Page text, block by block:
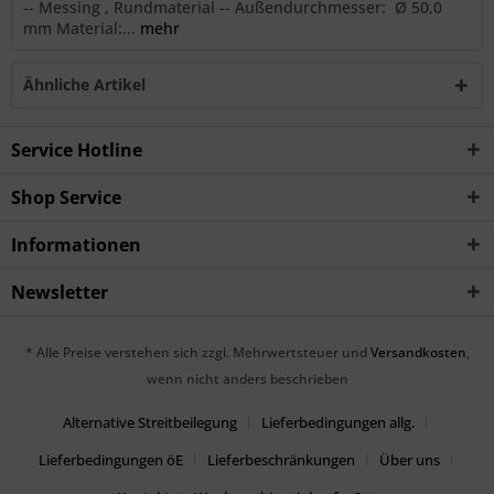
-- Messing , Rundmaterial -- Außendurchmesser: Ø 50,0
mm Material:... mehr
Ähnliche Artikel
Service Hotline
Shop Service
Informationen
Newsletter
* Alle Preise verstehen sich zzgl. Mehrwertsteuer und Versandkosten,
wenn nicht anders beschrieben
Alternative Streitbeilegung
Lieferbedingungen allg.
Lieferbedingungen öE
Lieferbeschränkungen
Über uns